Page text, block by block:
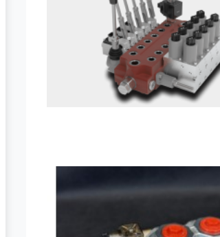
ALLES, WAS SIE ÜBER 4-
HYDRAULIKSTEUERVENTILE
WISSEN MÜSSEN
Durchfluss...